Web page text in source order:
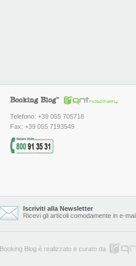
Telefono: +39 055 705718
Fax: +39 055 7193549
Iscriviti alla Newsletter
Ricevi gli articoli comodamente in e-mail
Booking Blog è realizzato e curato da